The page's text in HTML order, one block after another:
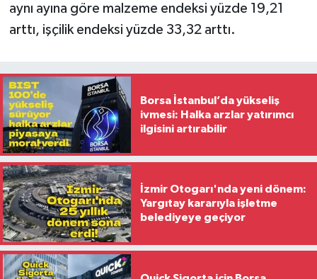
aynı ayına göre malzeme endeksi yüzde 19,21
arttı, işçilik endeksi yüzde 33,32 arttı.
Borsa İstanbul’da yükseliş
ivmesi: Halka arzlar yatırımcı
ilgisini artırabilir
İzmir Otogarı'nda yeni dönem:
Yargıtay kararıyla işletme
belediyeye geçiyor